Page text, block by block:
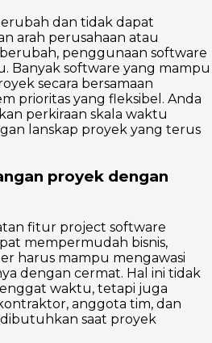
dan tidak dapat
arah perusahaan atau
penggunaan software
Banyak software yang mampu
secara bersamaan
prioritas yang fleksibel. Anda
perkiraan skala waktu
lanskap proyek yang terus
proyek dengan
fitur project software
mempermudah bisnis,
harus mampu mengawasi
dengan cermat. Hal ini tidak
waktu, tetapi juga
anggota tim, dan
saat proyek